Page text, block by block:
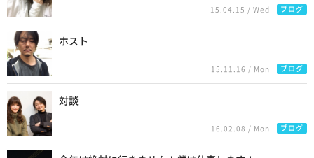
15.04.15 / Wed ブログ
ホスト
15.11.16 / Mon ブログ
対談
16.02.08 / Mon ブログ